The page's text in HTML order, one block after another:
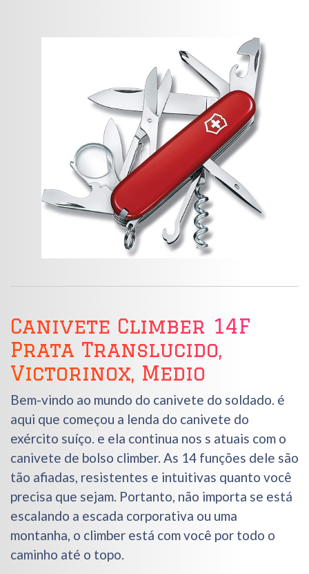
Canivete Climber 14F
Prata Translucido,
Victorinox, Medio
Bem-vindo ao mundo do canivete do soldado. é
aqui que começou a lenda do canivete do
exército suíço. e ela continua nos s atuais com o
canivete de bolso climber. As 14 funções dele são
tão afiadas, resistentes e intuitivas quanto você
precisa que sejam. Portanto, não importa se está
escalando a escada corporativa ou uma
montanha, o climber está com você por todo o
caminho até o topo.